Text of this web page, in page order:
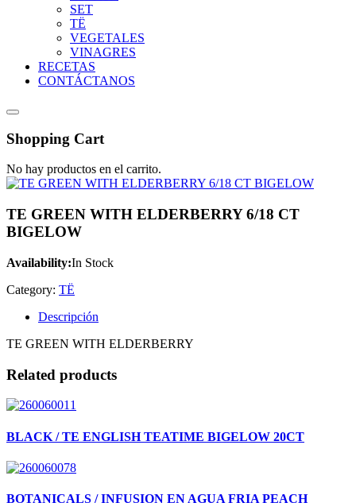
SET
TË
VEGETALES
VINAGRES
RECETAS
CONTÁCTANOS
Shopping Cart
No hay productos en el carrito.
TE GREEN WITH ELDERBERRY 6/18 CT
BIGELOW
Availability:In Stock
Category: TË
Descripción
TE GREEN WITH ELDERBERRY
Related products
BLACK / TE ENGLISH TEATIME BIGELOW 20CT
BOTANICALS / INFUSION EN AGUA FRIA PEACH